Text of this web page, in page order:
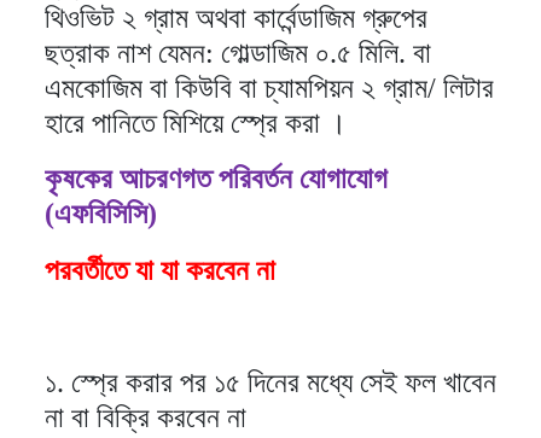
থিওভিট ২ গ্রাম অথবা কার্বেন্ডাজিম গ্রুপের
ছত্রাক নাশ যেমন: গোল্ডাজিম ০.৫ মিলি. বা
এমকোজিম বা কিউবি বা চ্যামপিয়ন ২ গ্রাম/ লিটার
হারে পানিতে মিশিয়ে স্প্রে করা ।
কৃষকের আচরণগত পরিবর্তন যোগাযোগ
(এফবিসিসি)
পরবর্তীতে যা যা করবেন না
১. স্প্রে করার পর ১৫ দিনের মধ্যে সেই ফল খাবেন
না বা বিক্রি করবেন না